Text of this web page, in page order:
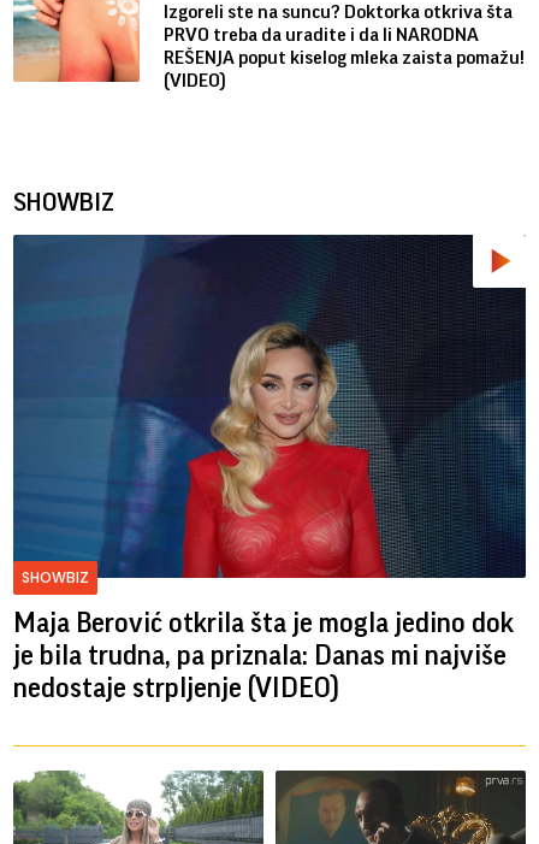
Izgoreli ste na suncu? Doktorka otkriva šta
PRVO treba da uradite i da li NARODNA
REŠENJA poput kiselog mleka zaista pomažu!
(VIDEO)
SHOWBIZ
SHOWBIZ
Maja Berović otkrila šta je mogla jedino dok
je bila trudna, pa priznala: Danas mi najviše
nedostaje strpljenje (VIDEO)